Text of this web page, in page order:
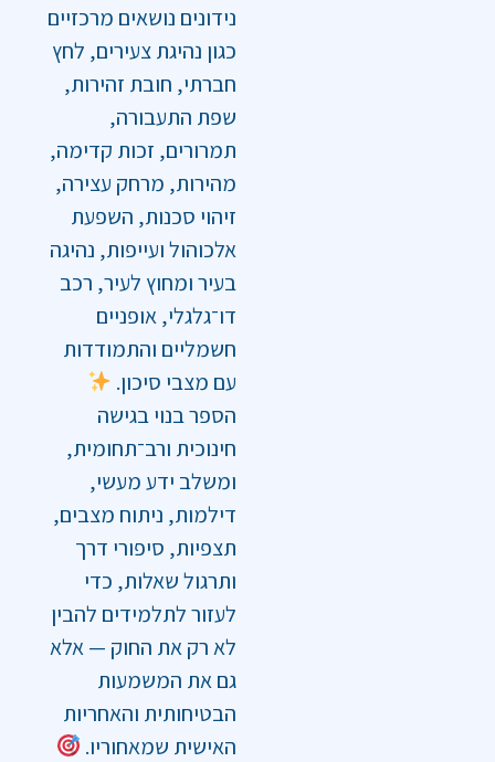
נידונים נושאים מרכזיים
כגון נהיגת צעירים, לחץ
חברתי, חובת זהירות,
שפת התעבורה,
תמרורים, זכות קדימה,
מהירות, מרחק עצירה,
זיהוי סכנות, השפעת
אלכוהול ועייפות, נהיגה
בעיר ומחוץ לעיר, רכב
דו־גלגלי, אופניים
חשמליים והתמודדות
עם מצבי סיכון.
הספר בנוי בגישה
חינוכית ורב־תחומית,
ומשלב ידע מעשי,
דילמות, ניתוח מצבים,
תצפיות, סיפורי דרך
ותרגול שאלות, כדי
לעזור לתלמידים להבין
לא רק את החוק — אלא
גם את המשמעות
הבטיחותית והאחריות
האישית שמאחוריו.